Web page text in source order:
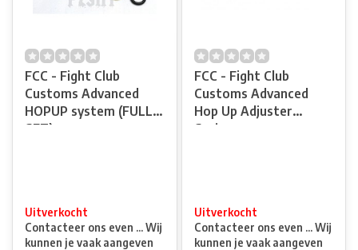
FCC - Fight Club
Customs Advanced
HOPUP system (FULL
SET)
Uitverkocht
Contacteer ons even ... Wij
kunnen je vaak aangeven
FCC - Fight Club
Customs Advanced
Hop Up Adjuster
Spring
Uitverkocht
Contacteer ons even ... Wij
kunnen je vaak aangeven